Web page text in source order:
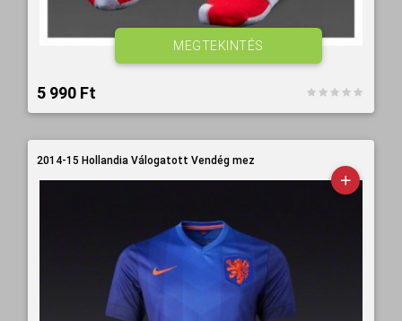
5 990 Ft‎
MEGTEKINTÉS
2014-15 Hollandia Válogatott Vendég mez